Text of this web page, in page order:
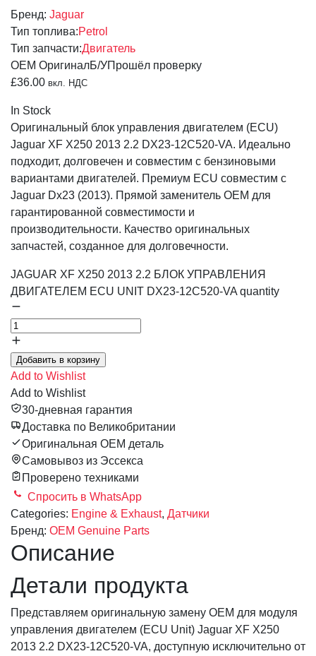
Бренд: Jaguar
Тип топлива:Petrol
Тип запчасти:Двигатель
OEM ОригиналБ/УПрошёл проверку
£36.00 вкл. НДС
In Stock
Оригинальный блок управления двигателем (ECU)
Jaguar XF X250 2013 2.2 DX23-12C520-VA. Идеально
подходит, долговечен и совместим с бензиновыми
вариантами двигателей. Премиум ECU совместим с
Jaguar Dx23 (2013). Прямой заменитель OEM для
гарантированной совместимости и
производительности. Качество оригинальных
запчастей, созданное для долговечности.
JAGUAR XF X250 2013 2.2 БЛОК УПРАВЛЕНИЯ
ДВИГАТЕЛЕМ ECU UNIT DX23-12C520-VA quantity
Добавить в корзину
Add to Wishlist
Add to Wishlist
30-дневная гарантия
Доставка по Великобритании
Оригинальная OEM деталь
Самовывоз из Эссекса
Проверено техниками
Спросить в WhatsApp
Categories: Engine & Exhaust, Датчики
Бренд: OEM Genuine Parts
Описание
Детали продукта
Представляем оригинальную замену OEM для модуля
управления двигателем (ECU Unit) Jaguar XF X250
2013 2.2 DX23-12C520-VA, доступную исключительно от